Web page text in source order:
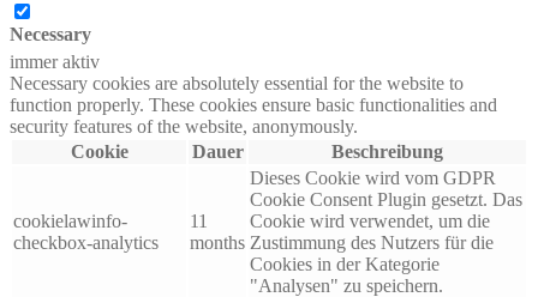
Necessary
immer aktiv
Necessary cookies are absolutely essential for the website to
function properly. These cookies ensure basic functionalities and
security features of the website, anonymously.
Cookie
Dauer Beschreibung
cookielawinfo-
checkbox-analytics
11
months
Dieses Cookie wird vom GDPR
Cookie Consent Plugin gesetzt. Das
Cookie wird verwendet, um die
Zustimmung des Nutzers für die
Cookies in der Kategorie
"Analysen" zu speichern.